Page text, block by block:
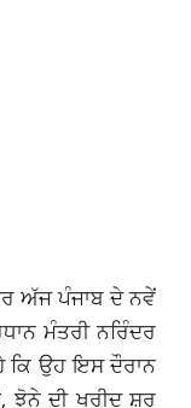
ਅੱਜ ਪੰਜਾਬ ਦੇ ਨਵੇਂ
ਮੰਤਰੀ ਨਰਿੰਦਰ
ਕਿ ਉਹ ਇਸ ਦੌਰਾਨ
ਝੋਨੇ ਦੀ ਖਰੀਦ ਸ਼ੁਰੂ